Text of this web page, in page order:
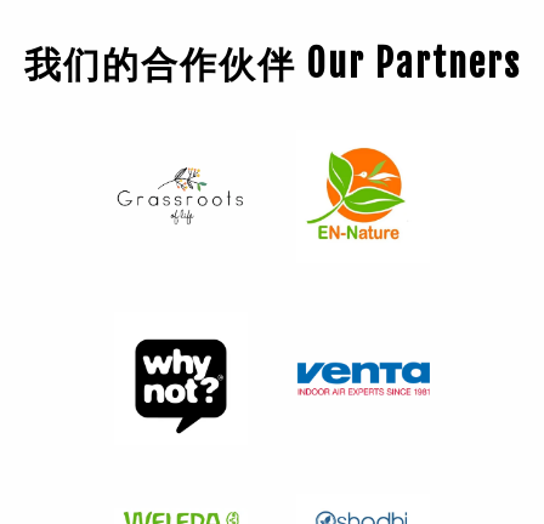
我们的合作伙伴 Our Partners